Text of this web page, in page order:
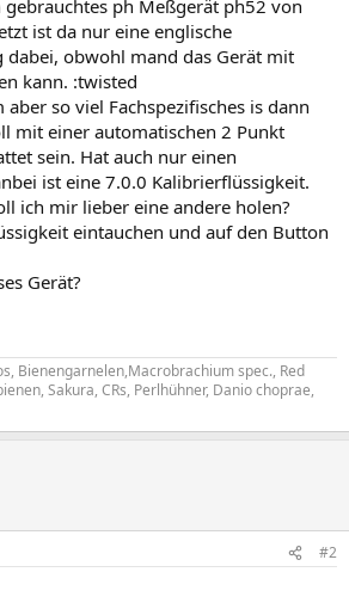
ph Meßgerät ph52 von
ist da nur eine englische
dabei, obwohl mand das Gerät mit
kann. :twisted
so viel Fachspezifisches is dann
mit einer automatischen 2 Punkt
sein. Hat auch nur einen
ist eine 7.0.0 Kalibrierflüssigkeit.
ich mir lieber eine andere holen?
eintauchen und auf den Button
Gerät?
Bienengarnelen,Macrobrachium spec., Red
Sakura, CRs, Perlhühner, Danio choprae,
#2